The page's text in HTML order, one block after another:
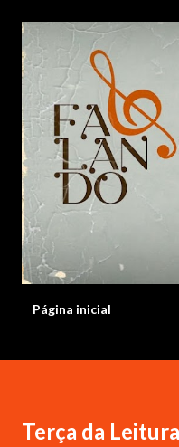
Pular para
Página inicial
Terça da